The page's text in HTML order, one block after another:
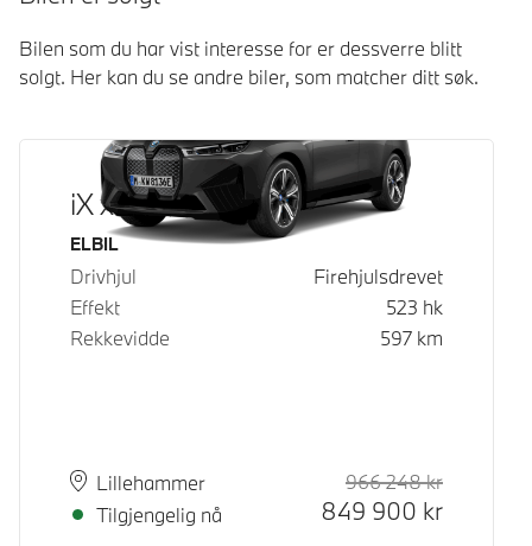
Bilen som du har vist interesse for er dessverre blitt
solgt. Her kan du se andre biler, som matcher ditt søk.
iX xDrive50
Drivstoff
ELBIL
Drivhjul
Firehjulsdrevet
Effekt
523 hk
Rekkevidde
597 km
PlassLillehammer
Leveringstid
Tilgjengelig nå
966 248kr
849 900 kr